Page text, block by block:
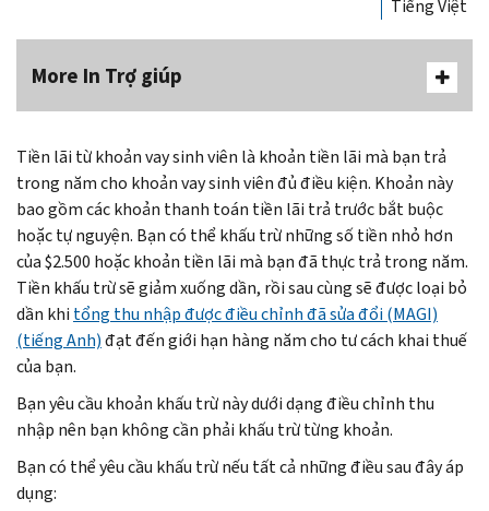
Tiếng Việt
More In Trợ giúp
Tiền lãi từ khoản vay sinh viên là khoản tiền lãi mà bạn trả
trong năm cho khoản vay sinh viên đủ điều kiện. Khoản này
bao gồm các khoản thanh toán tiền lãi trả trước bắt buộc
hoặc tự nguyện. Bạn có thể khấu trừ những số tiền nhỏ hơn
của $2.500 hoặc khoản tiền lãi mà bạn đã thực trả trong năm.
Tiền khấu trừ sẽ giảm xuống dần, rồi sau cùng sẽ được loại bỏ
dần khi tổng thu nhập được điều chỉnh đã sửa đổi (MAGI)
(tiếng Anh)đạt đến giới hạn hàng năm cho tư cách khai thuế
của bạn.
Bạn yêu cầu khoản khấu trừ này dưới dạng điều chỉnh thu
nhập nên bạn không cần phải khấu trừ từng khoản.
Bạn có thể yêu cầu khấu trừ nếu tất cả những điều sau đây áp
dụng: